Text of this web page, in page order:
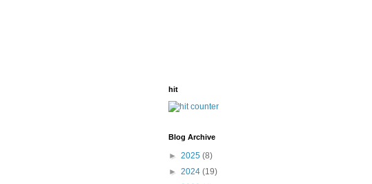
hit
Blog Archive
► 2025 (8)
► 2024 (19)